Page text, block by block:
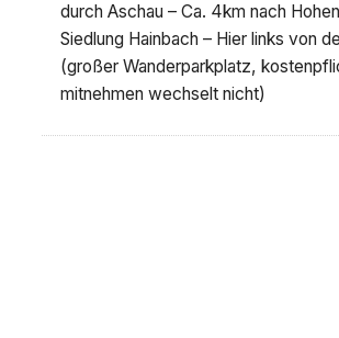
durch Aschau – Ca. 4km nach
Siedlung Hainbach – Hier links von
(großer Wanderparkplatz,
mitnehmen wechselt nicht)